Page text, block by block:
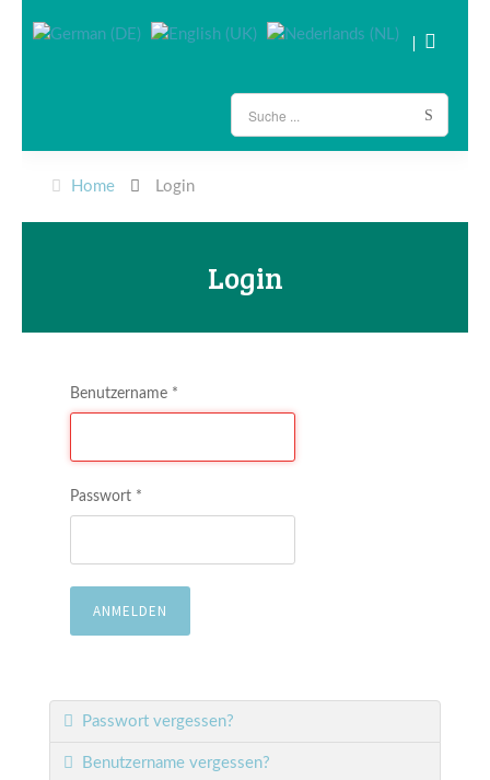
Home Login
Login
Benutzername *
Passwort *
ANMELDEN
Passwort vergessen?
Benutzername vergessen?